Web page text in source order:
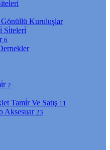
Kuruluşlar
Si̇teleri̇
6
2
Tami̇r Ve Satış 11
Aksesuar 23